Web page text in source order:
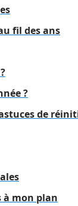
fil des ans
?
de
à mon plan